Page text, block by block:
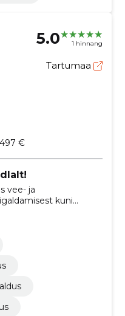
5.0 1 hinnang
Tartumaa
€
vee- ja
kuni